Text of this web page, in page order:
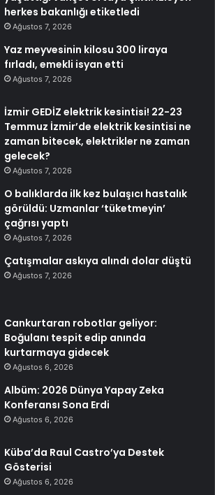
herkes bakanlığı etiketledi
Ağustos 7, 2026
Yaz meyvesinin kilosu 300 liraya
fırladı, emekli isyan etti
Ağustos 7, 2026
İzmir GEDİZ elektrik kesintisi! 22-23
Temmuz İzmir’de elektrik kesintisi ne
zaman bitecek, elektrikler ne zaman
gelecek?
Ağustos 7, 2026
O balıklarda ilk kez bulaşıcı hastalık
görüldü: Uzmanlar ‘tüketmeyin’
çağrısı yaptı
Ağustos 7, 2026
Çatışmalar askıya alındı dolar düştü
Ağustos 7, 2026
Cankurtaran robotlar geliyor:
Boğulanı tespit edip anında
kurtarmaya gidecek
Ağustos 6, 2026
Albüm: 2026 Dünya Yapay Zeka
Konferansı Sona Erdi
Ağustos 6, 2026
Küba’da Raul Castro’ya Destek
Gösterisi
Ağustos 6, 2026